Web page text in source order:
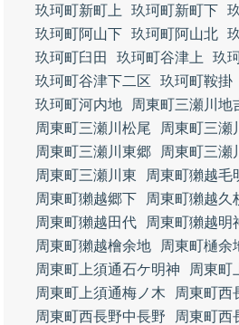
玖珂町新町上
玖珂町新町下
玖珂町阿山下 玖珂町阿山北
玖珂町臼田
玖珂町谷津上
玖
玖珂町谷津下二区
玖珂町鞍掛
玖珂町河内地
周東町三瀬川地
周東町三瀬川松尾
周東町三瀬
周東町三瀬川東郷
周東町三瀬
周東町三瀬川東
周東町獺越毛
周東町獺越郷下
周東町獺越久
周東町獺越田代
周東町獺越明
周東町獺越檜余地
周東町樋余
周東町上須通石ケ明神
周東町
周東町上須通梅ノ木
周東町西
周東町西長野中長野
周東町西